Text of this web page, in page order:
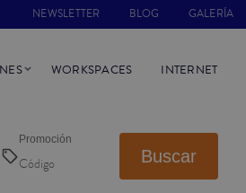
NEWSLETTER BLOG GALERÍA
WORKSPACES INTERNET
Promoción
Buscar